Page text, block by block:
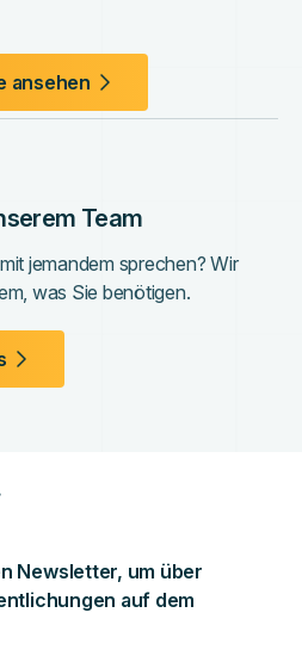
ansehen
Team
jemandem sprechen? Wir
was Sie benötigen.
Newsletter, um über
auf dem